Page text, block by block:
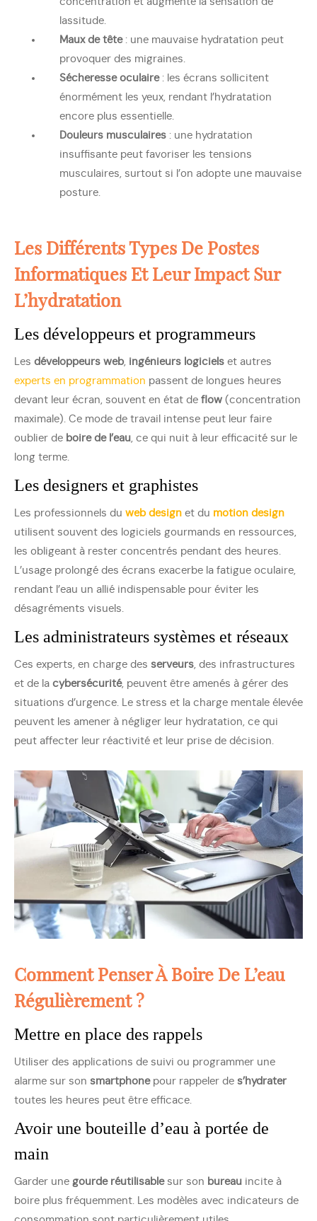
lassitude.
Maux de tête: une mauvaise hydratation peut
provoquer des migraines.
Sécheresse oculaire: les écrans sollicitent
énormément les yeux, rendant l’hydratation
encore plus essentielle.
Douleurs musculaires : une hydratation
insuffisante peut favoriser les tensions
musculaires, surtout si l’on adopte une mauvaise
posture.
Les Différents Types De Postes
Informatiques Et Leur Impact Sur
L’hydratation
Les développeurs et programmeurs
Les développeurs web, ingénieurs logiciels et autres
experts en programmation passent de longues heures
devant leur écran, souvent en état de flow (concentration
maximale). Ce mode de travail intense peut leur faire
oublier de boire de l’eau, ce qui nuit à leur efficacité sur le
long terme.
Les designers et graphistes
Les professionnels du web design et du motion design
utilisent souvent des logiciels gourmands en ressources,
les obligeant à rester concentrés pendant des heures.
L’usage prolongé des écrans exacerbe la fatigue oculaire,
rendant l’eau un allié indispensable pour éviter les
désagréments visuels.
Les administrateurs systèmes et réseaux
Ces experts, en charge des serveurs, des infrastructures
et de la cybersécurité, peuvent être amenés à gérer des
situations d’urgence. Le stress et la charge mentale élevée
peuvent les amener à négliger leur hydratation, ce qui
peut affecter leur réactivité et leur prise de décision.
Comment Penser À Boire De L’eau
Régulièrement ?
Mettre en place des rappels
Utiliser des applications de suivi ou programmer une
alarme sur son smartphonepour rappeler de s’hydrater
toutes les heures peut être efficace.
Avoir une bouteille d’eau à portée de
main
Garder une gourde réutilisablesur son bureau incite à
boire plus fréquemment. Les modèles avec indicateurs de